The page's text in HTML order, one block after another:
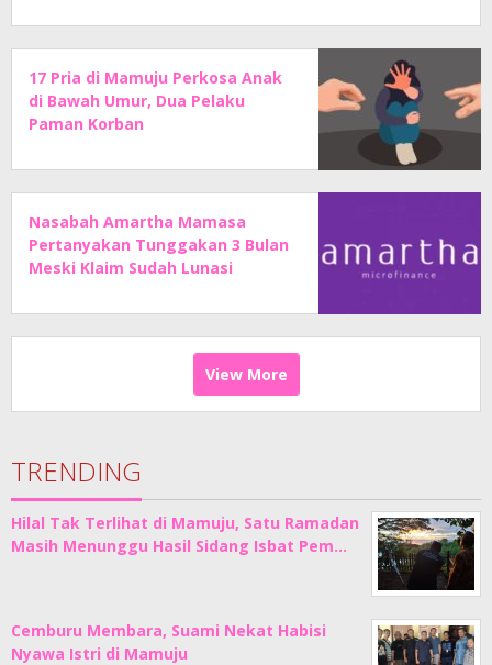
17 Pria di Mamuju Perkosa Anak
di Bawah Umur, Dua Pelaku
Paman Korban
Nasabah Amartha Mamasa
Pertanyakan Tunggakan 3 Bulan
Meski Klaim Sudah Lunasi
View More
TRENDING
Hilal Tak Terlihat di Mamuju, Satu Ramadan
Masih Menunggu Hasil Sidang Isbat Pem…
Cemburu Membara, Suami Nekat Habisi
Nyawa Istri di Mamuju